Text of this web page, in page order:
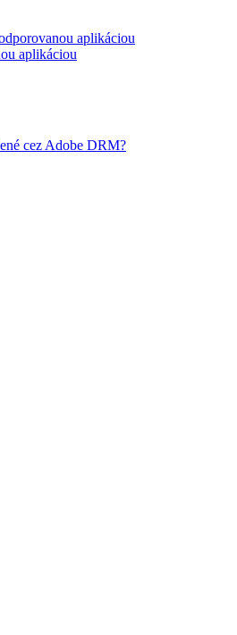
aplikáciou
aplikáciou
cez Adobe DRM?